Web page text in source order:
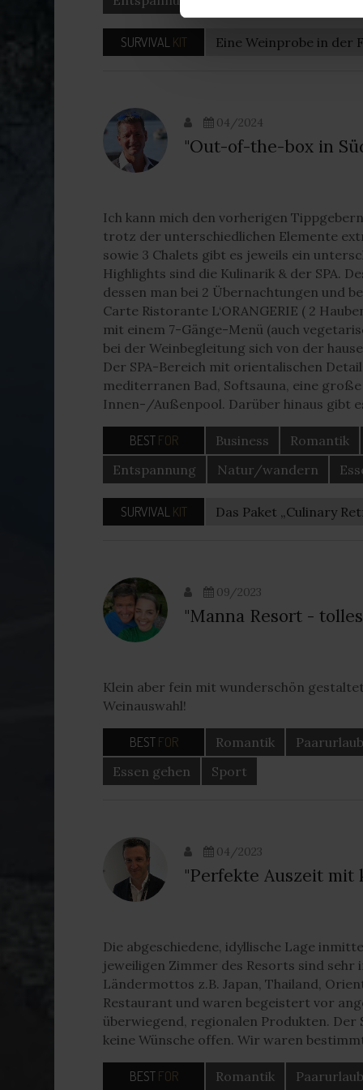
SURVIVAL KIT Eine Weinprobe in der
04/2024
"Out-of-the-box in
Ich kann mich den vorherigen
trotz der unterschiedlichen Elemente
sowie 3 Chalets gibt es jeweils ein
Highlights sind die Kulinarik & der SPA.
dessen man bei 2 Übernachtungen und
Carte Ristorante L‘ORANGERIE ( 2
mit einem 7-Gänge-Menü (auch
bei der Weinbegleitung sich von der
Der SPA-Bereich mit orientalischen
mediterranen Bad, Softsauna, eine
Innen-/Außenpool. Darüber hinaus gibt
BEST FOR Business Romantik
Entspannung
Natur/wandern
SURVIVAL KIT Das Paket „Culinary
09/2023
"Manna Resort -
Klein aber fein mit wunderschön
Weinauswahl!
BEST FOR Romantik Paarurlaub
Essen gehen
Sport
04/2023
"Perfekte Auszeit
Die abgeschiedene, idyllische Lage
jeweiligen Zimmer des Resorts sind sehr
Ländermottos z.B. Japan, Thailand,
Restaurant und waren begeistert vor
überwiegend, regionalen Produkten.
keine Wünsche offen. Wir waren
BEST FOR Romantik Paarurlaub